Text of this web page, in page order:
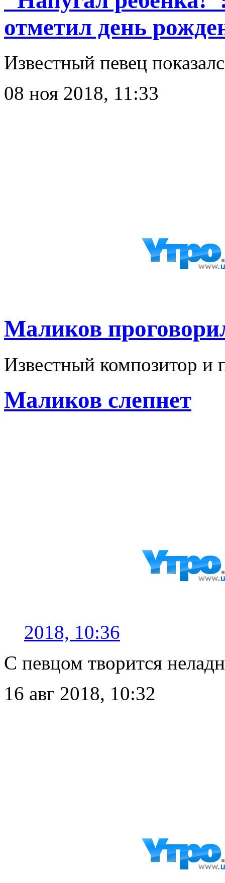
отметил день
Известный певец
08 ноя 2018, 11:33
Маликов
Известный композитор и
Маликов слепнет
2018, 10:36
С певцом творится
16 авг 2018, 10:32